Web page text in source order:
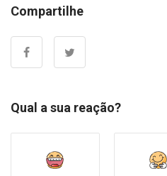
Compartilhe
Qual a sua reação?